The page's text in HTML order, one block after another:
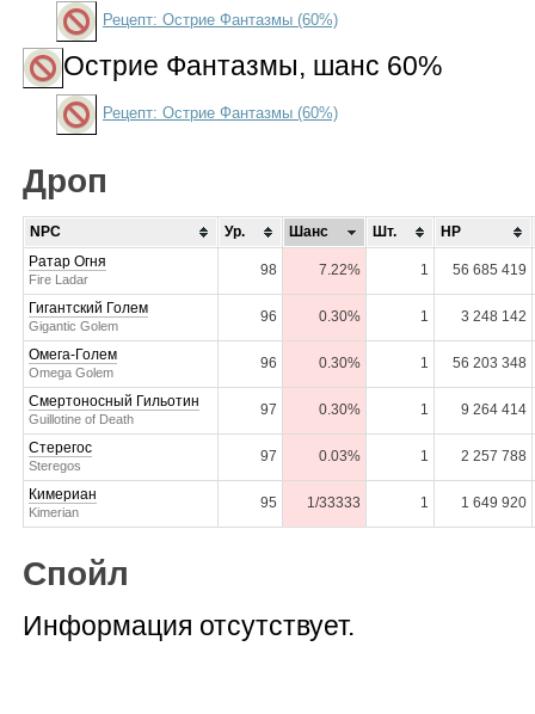
Рецепт: Острие Фантазмы (60%)
Острие Фантазмы, шанс 60%
Рецепт: Острие Фантазмы (60%)
Дроп
NPC Ур. Шанс Шт.
HP
Ратар Огня
Fire Ladar
98 7.22% 1 56 685 419
Гигантский Голем
Gigantic Golem
96 0.30% 1 3 248 142
Омега-Голем
Omega Golem
96 0.30% 1 56 203 348
Смертоносный Гильотин
Guillotine of Death
97 0.30% 1 9 264 414
Стерегос
Steregos
97 0.03% 1 2 257 788
Кимериан
Kimerian
95 1/33333 1 1 649 920
Спойл
Информация отсутствует.